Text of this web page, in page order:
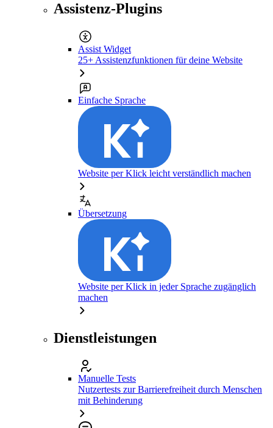
Assistenz-Plugins
Assist Widget
25+ Assistenzfunktionen für deine Website
Einfache Sprache
Website per Klick leicht verständlich machen
Übersetzung
Website per Klick in jeder Sprache zugänglich
machen
Dienstleistungen
Manuelle Tests
Nutzertests zur Barrierefreiheit durch Menschen
mit Behinderung